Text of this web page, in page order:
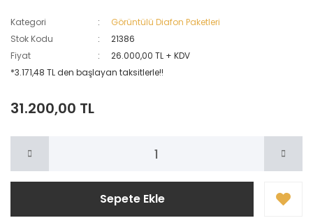
Kategori
Görüntülü Diafon Paketleri
Stok Kodu
21386
Fiyat
26.000,00 TL + KDV
*3.171,48 TL den başlayan taksitlerle!!
31.200,00 TL
Sepete Ekle